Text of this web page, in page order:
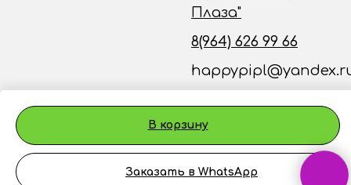
В корзину
Заказать в WhatsApp
Плаза"
8(964) 626 99 66